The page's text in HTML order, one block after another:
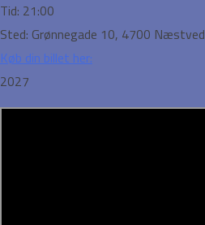
Tid: 21:00
Sted: Grønnegade 10, 4700 Næstved
Køb din billet her:
2027